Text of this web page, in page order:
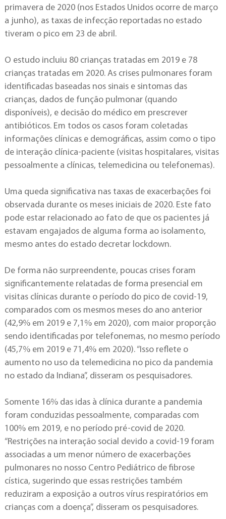
primavera de 2020 (nos Estados Unidos ocorre de março
a junho), as taxas de infecção reportadas no estado
tiveram o pico em 23 de abril.
O estudo incluiu 80 crianças tratadas em 2019 e 78
crianças tratadas em 2020. As crises pulmonares foram
identificadas baseadas nos sinais e sintomas das
crianças, dados de função pulmonar (quando
disponíveis), e decisão do médico em prescrever
antibióticos. Em todos os casos foram coletadas
informações clínicas e demográficas, assim como o tipo
de interação clínica-paciente (visitas hospitalares, visitas
pessoalmente a clínicas, telemedicina ou telefonemas).
Uma queda significativa nas taxas de exacerbações foi
observada durante os meses iniciais de 2020. Este fato
pode estar relacionado ao fato de que os pacientes já
estavam engajados de alguma forma ao isolamento,
mesmo antes do estado decretar lockdown.
De forma não surpreendente, poucas crises foram
significantemente relatadas de forma presencial em
visitas clínicas durante o período do pico de covid-19,
comparados com os mesmos meses do ano anterior
(42,9% em 2019 e 7,1% em 2020), com maior proporção
sendo identificadas por telefonemas, no mesmo período
(45,7% em 2019 e 71,4% em 2020). “Isso reflete o
aumento no uso da telemedicina no pico da pandemia
no estado da Indiana”, disseram os pesquisadores.
Somente 16% das idas à clínica durante a pandemia
foram conduzidas pessoalmente, comparadas com
100% em 2019, e no período pré-covid de 2020.
“Restrições na interação social devido a covid-19 foram
associadas a um menor número de exacerbações
pulmonares no nosso Centro Pediátrico de fibrose
cística, sugerindo que essas restrições também
reduziram a exposição a outros vírus respiratórios em
crianças com a doença”, disseram os pesquisadores.